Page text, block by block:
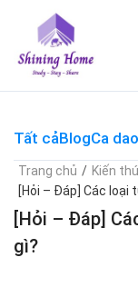
content
Tất cảBlogCa
Trang chủ / Kiến
[Hỏi – Đáp] Các
[Hỏi – Đáp]
gì?